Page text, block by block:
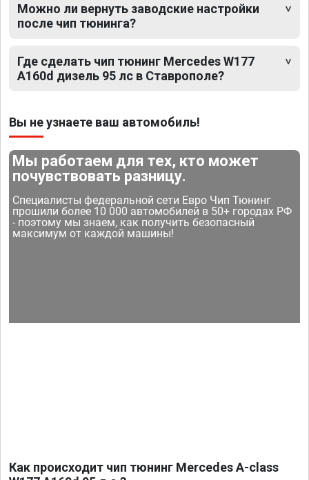
Можно ли вернуть заводские настройки
после чип тюнинга?
Где сделать чип тюнинг Mercedes W177
A160d дизель 95 лс в Ставрополе?
Вы не узнаете ваш автомобиль!
Мы работаем для тех, кто может
почувствовать разницу.
Специалисты федеральной сети Евро Чип Тюнинг
прошили более 10 000 автомобилей в 50+ городах РФ
- поэтому мы знаем, как получить безопасный
максимум от каждой машины!
Как происходит чип тюнинг Mercedes A-class